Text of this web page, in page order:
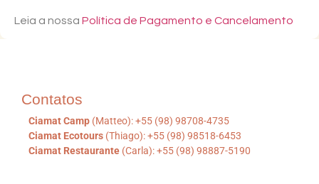
Leia a nossa Política de Pagamento e Cancelamento
Contatos
Ciamat Camp (Matteo): +55 (98) 98708-4735
Ciamat Ecotours (Thiago): +55 (98) 98518-6453
Ciamat Restaurante (Carla): +55 (98) 98887-5190